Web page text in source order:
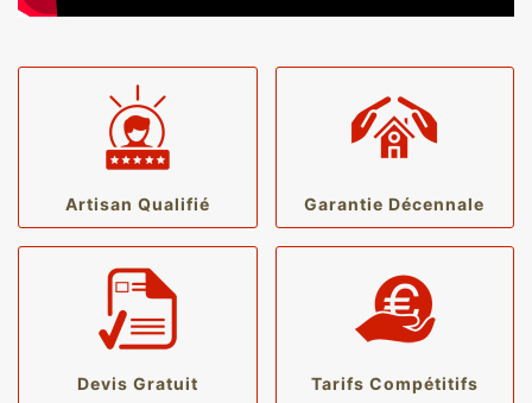
Artisan Qualifié Garantie Décennale
Devis Gratuit Tarifs Compétitifs